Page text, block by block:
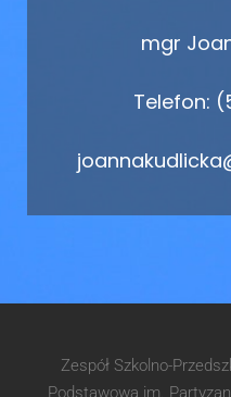
mgr
Telefon:
Zespół Szkolno-
Podstawowa im.